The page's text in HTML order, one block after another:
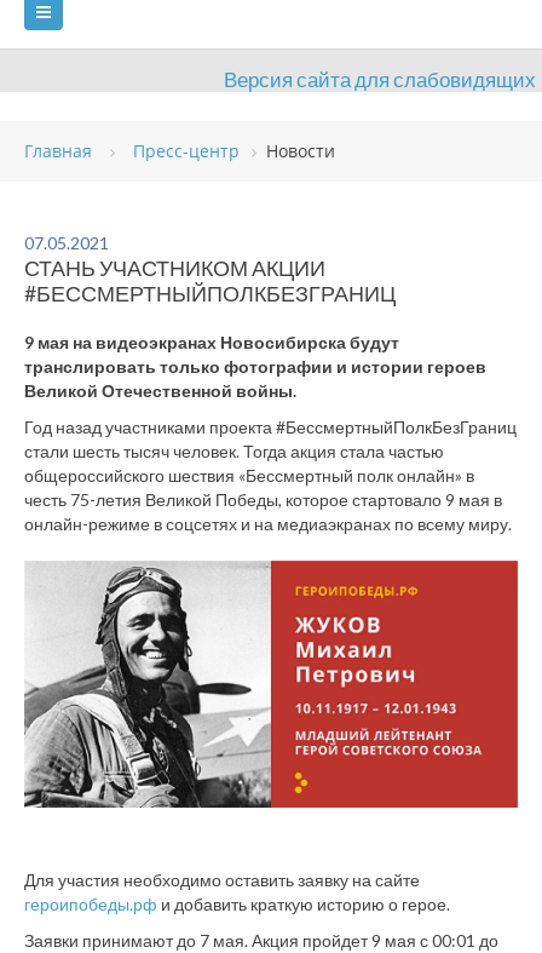
Версия сайта для слабовидящих
ГЛАВНАЯ
ВИДЫ СПОРТА
ОБЪЕКТЫ ДОКУМЕНТЫ ПРЕСС-ЦЕНТР
ОЦЕНКА КАЧЕСТВА ОБРАЗОВАНИЯ ВАКАНСИИ
ПЛАТНЫЕ УСЛУГИ КОНТАКТЫ
Главная Пресс-центр Новости
07.05.2021
СТАНЬ УЧАСТНИКОМ АКЦИИ
#БЕССМЕРТНЫЙПОЛКБЕЗГРАНИЦ
9 мая на видеоэкранах Новосибирска будут
транслировать только фотографии и истории героев
Великой Отечественной войны.
Год назад участниками проекта #БессмертныйПолкБезГраниц
стали шесть тысяч человек. Тогда акция стала частью
общероссийского шествия «Бессмертный полк онлайн» в
честь 75-летия Великой Победы, которое стартовало 9 мая в
онлайн-режиме в соцсетях и на медиаэкранах по всему миру.
Для участия необходимо оставить заявку на сайте
героипобеды.рф и добавить краткую историю о герое.
Заявки принимают до 7 мая. Акция пройдет 9 мая с 00:01 до